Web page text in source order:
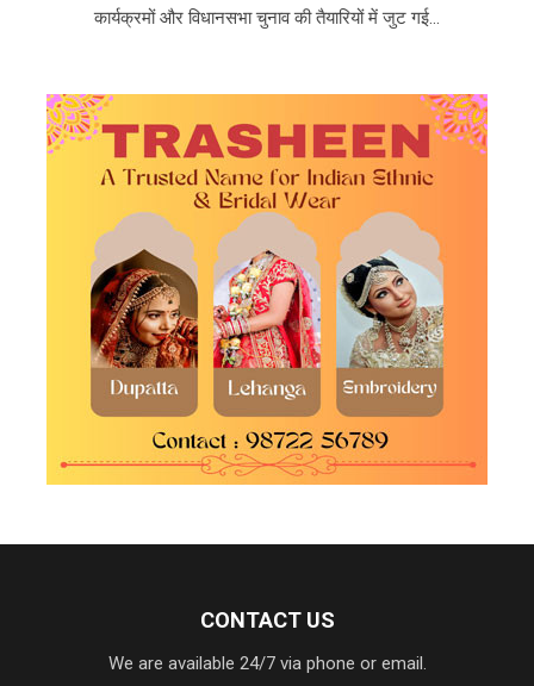
कार्यक्रमों और विधानसभा चुनाव की तैयारियों में जुट गई...
CONTACT US
We are available 24/7 via phone or email.